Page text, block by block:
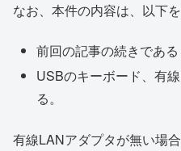
なお、本件の内容は、以下
前回の記事の続きである
USBのキーボード、有
る。
有線LANアダプタが無い場